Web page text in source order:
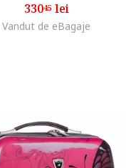
33045lei
Vandut de eBagaje